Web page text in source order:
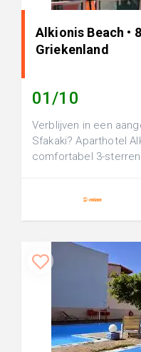
Alkionis Beach •
Griekenland
01/10
Verblijven in een
Sfakaki? Aparthotel
comfortabel 3-